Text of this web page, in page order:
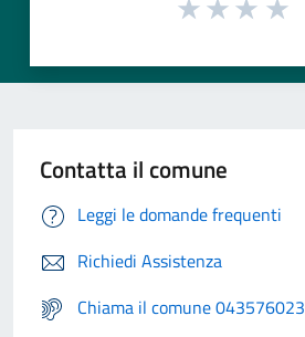
Contatta il comune
Leggi le domande frequenti
Richiedi Assistenza
Chiama il comune 043576023